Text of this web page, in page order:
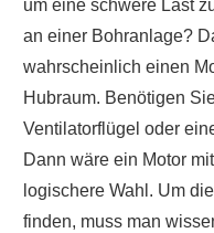
um eine schwere Last
an einer Bohranlage?
wahrscheinlich einen
Hubraum. Benötigen
Ventilatorflügel oder
Dann wäre ein Motor
logischere Wahl. Um
finden, muss man